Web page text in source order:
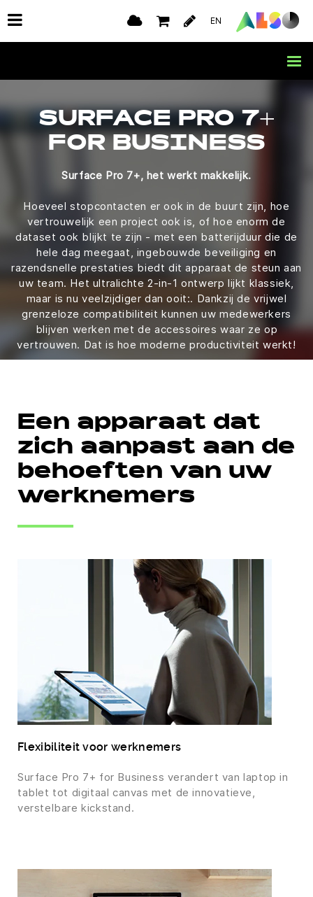
EN
SURFACE PRO 7+
FOR BUSINESS
Surface Pro 7+, het werkt makkelijk.
Hoeveel stopcontacten er ook in de buurt zijn, hoe
vertrouwelijk een project ook is, of hoe enorm de
dataset ook blijkt te zijn - met een batterijduur die de
hele dag meegaat, ingebouwde beveiliging en
razendsnelle prestaties biedt dit apparaat de steun aan
uw team. Het ultralichte 2-in-1 ontwerp lijkt klassiek,
maar is nu veelzijdiger dan ooit:. Dankzij de vrijwel
grenzeloze compatibiliteit kunnen uw medewerkers
blijven werken met de accessoires waar ze op
vertrouwen. Dat is hoe moderne productiviteit werkt!
Een apparaat dat
zich aanpast aan de
behoeften van uw
werknemers
Flexibiliteit voor werknemers
Surface Pro 7+ for Business verandert van laptop in
tablet tot digitaal canvas met de innovatieve,
verstelbare kickstand.